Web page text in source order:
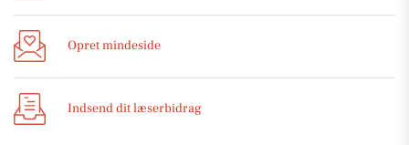
Opret mindeside
Indsend dit læserbidrag